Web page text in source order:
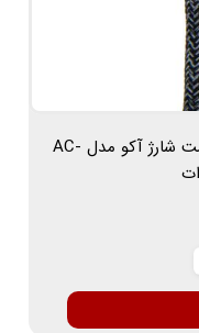
کابل تبدیل USB به Lightning سوپر فست شارژ آکو مدل AC-